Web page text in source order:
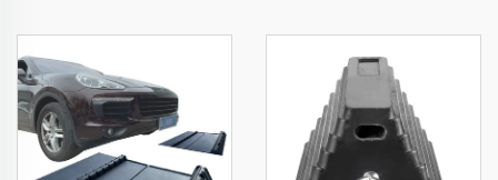
deur
SUV/vrachtwagens/